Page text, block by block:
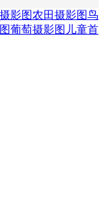
影图农田摄影图鸟
葡萄摄影图 儿童首